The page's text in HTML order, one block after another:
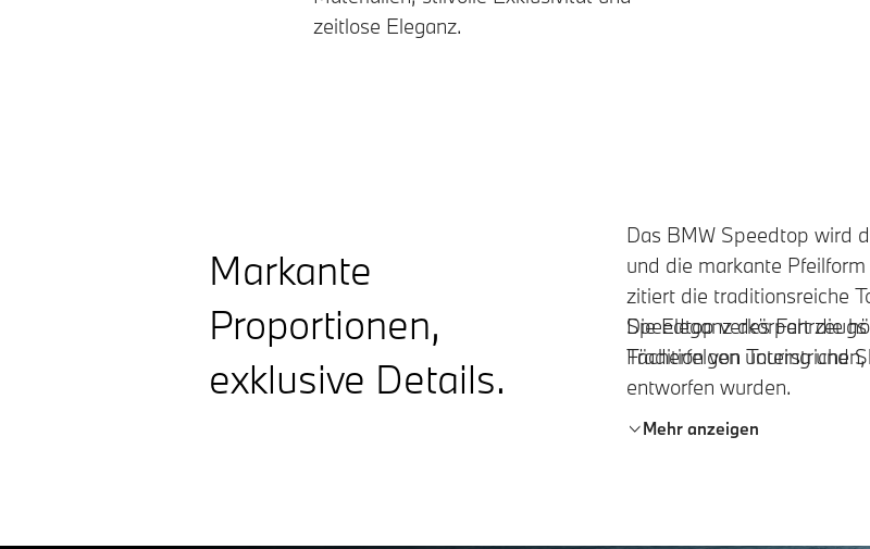
zeitlose Eleganz.
Markante
Proportionen,
exklusive Details.
Das BMW Speedtop wird
und die markante
zitiert die traditionsreiche
Speedtop verkörpert die
Tradition von Touring und
Die Eleganz des
Fächerfelgen
entworfen wurden.
Mehr anzeigen